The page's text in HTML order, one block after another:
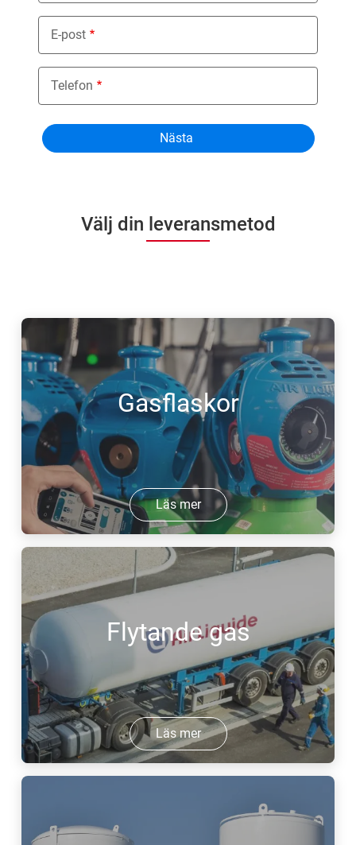
Välj din leveransmetod
Gasflaskor
Läs mer
Flytande gas
Läs mer
E-post
Telefon